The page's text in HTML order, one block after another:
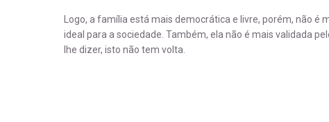
Logo, a família está mais democrática e livre, porém, não é
ideal para a sociedade. Também, ela não é mais validada
lhe dizer, isto não tem volta.